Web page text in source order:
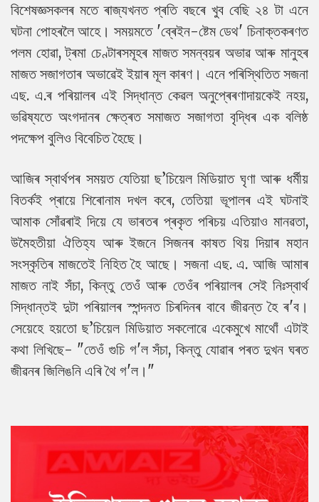
বিশেষজ্ঞসকলৰ মতে ৰাজ্যখনত প্ৰতি বছৰে খুব বেছি ২৪ টা এনে
ঘটনা পোহৰলৈ আহে। সময়মতে 'ব্ৰেইন-ষ্টেম ডেথ' চিনাক্তকৰণত
পলম হোৱা, ট্ৰমা চেণ্টাৰসমূহৰ মাজত সমন্বয়ৰ অভাৱ আৰু মানুহৰ
মাজত সজাগতাৰ অভাৱেই ইয়াৰ মূল কাৰণ। এনে পৰিস্থিতিত সজনা
এছ. এ.ৰ পৰিয়ালৰ এই সিদ্ধান্ত কেৱল অনুপ্ৰেৰণাদায়কেই নহয়,
ভৱিষ্যতে অংগদানৰ ক্ষেত্ৰত সমাজত সজাগতা বৃদ্ধিৰ এক বলিষ্ঠ
পদক্ষেপ বুলিও বিবেচিত হৈছে।
আজিৰ স্বাৰ্থপৰ সময়ত যেতিয়া ছ’চিয়েল মিডিয়াত ঘৃণা আৰু ধৰ্মীয়
বিতৰ্কই প্ৰায়ে শিৰোনাম দখল কৰে, তেতিয়া ভূপালৰ এই ঘটনাই
আমাক সোঁৱৰাই দিয়ে যে ভাৰতৰ প্ৰকৃত পৰিচয় এতিয়াও মানৱতা,
উমৈহতীয়া ঐতিহ্য আৰু ইজনে সিজনৰ কাষত থিয় দিয়াৰ মহান
সংস্কৃতিৰ মাজতেই নিহিত হৈ আছে। সজনা এছ. এ. আজি আমাৰ
মাজত নাই সঁচা, কিন্তু তেওঁ আৰু তেওঁৰ পৰিয়ালৰ সেই নিঃস্বাৰ্থ
সিদ্ধান্তই দুটা পৰিয়ালৰ স্পন্দনত চিৰদিনৰ বাবে জীৱন্ত হৈ ৰ'ব।
সেয়েহে হয়তো ছ’চিয়েল মিডিয়াত সকলোৱে একেমুখে মাথোঁ এটাই
কথা লিখিছে- "তেওঁ গুচি গ'ল সঁচা, কিন্তু যোৱাৰ পৰত দুখন ঘৰত
জীৱনৰ জিলিঙনি এৰি থৈ গ'ল।"